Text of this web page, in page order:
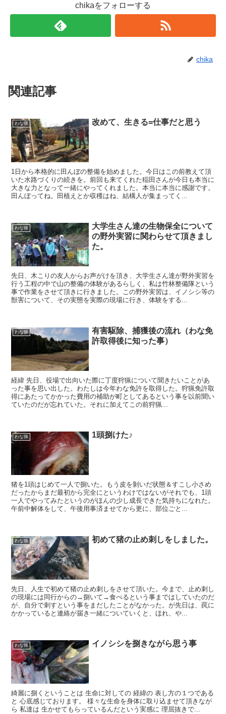
chikaをフォローする
chika
関連記事
わな猟 改めて、生きる=仕事だと思う
1日から本格的に田んぼの整備を始めました。今日はこの前教えて頂
いた水路づくりの続きを。前回も来てくれた稲田さんが今日も本当に
大きな力となって一緒にやってくれました。本当に本当に感謝です。
田んぼってね。田植えとか収穫はね、結構人が集まってく...
わな猟
大学生さん達の生物保全について
の野外実習に関わらせて頂きまし
た。
先日、木こりの友人からお声がけを頂き、大学生さん達が野外実習を
行う工程の中で山の整備の体験があるらしく、私は竹林整備隊という
事で作業をさせて頂きに行きました。この野外実習は、イノシシ等の
獣害について、その実態を実際の現場に行き、体験をする...
わな猟
有害駆除、捕獲後の流れ（わな免
許取得後に知った事）
経緯 先日、役場で出向いた際に丁度狩猟について聞きたいことがあ
った事を思い出した。わたしは今年わな免許を取得した。狩猟免許取
得にあたってかかった費用の補助が町としてあるという事を以前聞い
ていたのだが忘れていた。それに加えてこの前狩猟...
わな猟 1頭捌けた♪
猪を1頭はじめて一人で捌いた。もう皮を剝いだ状態＆すこし小さめ
だったからまだ最初から完全にというわけではないがそれでも、1頭
一人でやってみたというのがほんの少し成長できた気持ちになれた。
午前中解体をして、午後用事済ませてから更に、部位ごと...
わな猟 初めて猪の止め刺しをしました。
先日、人生で初めて猪の止め刺しをさせて頂いた。今まで、止め刺し
の現場には同行からの→捌いて→食べるという事まではしていたのだ
が、自分で刺すという事をまだしたことがなかった。が先日は、罠に
かかっていると連絡が届き一緒についていくと、ほれ、や...
わな猟 イノシシを捌きながら思う事
綺麗に捌くということは 生命に対しての 経緯の 表し方の１つである
と 心底感じております。 様々な生命を身体に取り込ませて頂きなが
ら 私達は 生かせてもらっているんだという実感に 理屈抜きで...